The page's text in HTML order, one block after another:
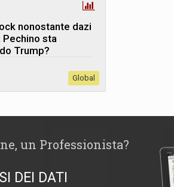
nonostante dazi
Pechino sta
Trump?
Global
un Professionista?
DEI DATI